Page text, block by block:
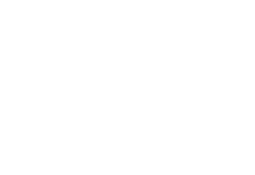
を出す予定はありません。